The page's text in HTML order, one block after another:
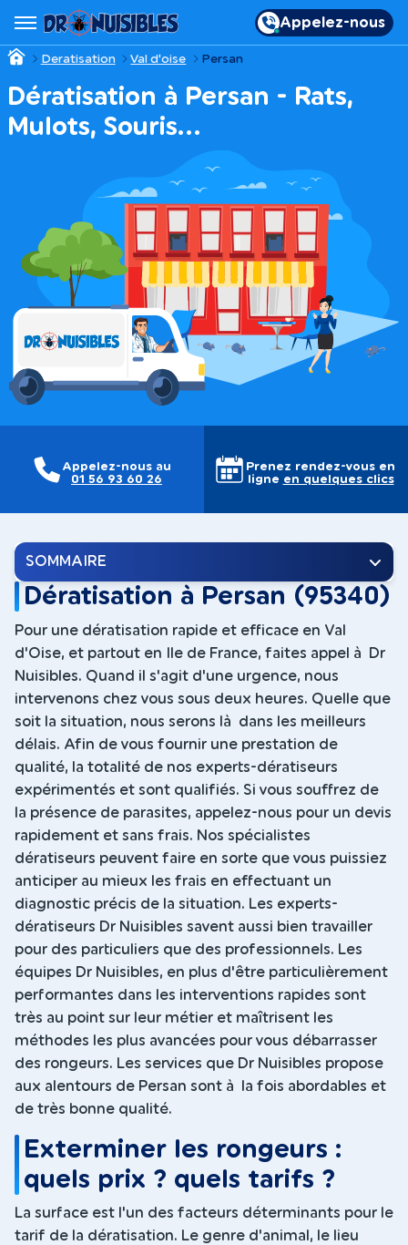
Appelez-nous
Deratisation Val d'oise Persan
Dératisation à Persan - Rats,
Mulots, Souris…
Appelez-nous au
01 56 93 60 26
Prenez rendez-vous en
ligne en quelques clics
SOMMAIRE
Dératisation à Persan (95340)
Pour une dératisation rapide et efficace en Val
d'Oise, et partout en Ile de France, faites appel à Dr
Nuisibles. Quand il s'agit d'une urgence, nous
intervenons chez vous sous deux heures. Quelle que
soit la situation, nous serons là dans les meilleurs
délais. Afin de vous fournir une prestation de
qualité, la totalité de nos experts-dératiseurs
expérimentés et sont qualifiés. Si vous souffrez de
la présence de parasites, appelez-nous pour un devis
rapidement et sans frais. Nos spécialistes
dératiseurs peuvent faire en sorte que vous puissiez
anticiper au mieux les frais en effectuant un
diagnostic précis de la situation. Les experts-
dératiseurs Dr Nuisibles savent aussi bien travailler
pour des particuliers que des professionnels. Les
équipes Dr Nuisibles, en plus d'être particulièrement
performantes dans les interventions rapides sont
très au point sur leur métier et maîtrisent les
méthodes les plus avancées pour vous débarrasser
des rongeurs. Les services que Dr Nuisibles propose
aux alentours de Persan sont à la fois abordables et
de très bonne qualité.
Exterminer les rongeurs :
quels prix ? quels tarifs ?
La surface est l'un des facteurs déterminants pour le
tarif de la dératisation. Le genre d'animal, le lieu